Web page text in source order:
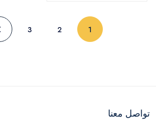
1
2
3
تواصل معنا